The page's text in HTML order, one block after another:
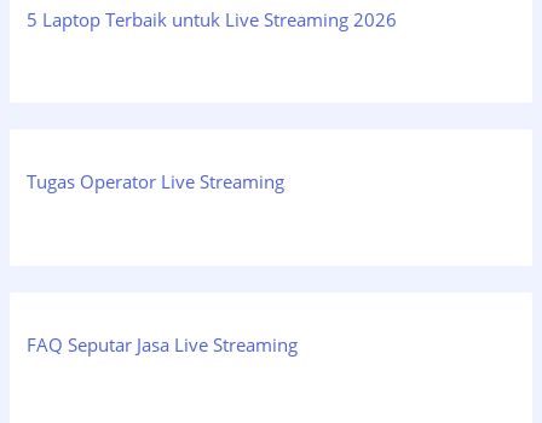
5 Laptop Terbaik untuk Live Streaming 2026
Tugas Operator Live Streaming
FAQ Seputar Jasa Live Streaming